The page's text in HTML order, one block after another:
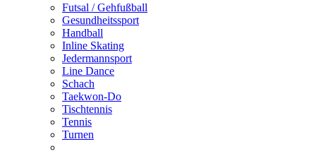
Futsal / Gehfußball
Gesundheitssport
Handball
Inline Skating
Jedermannsport
Line Dance
Schach
Taekwon-Do
Tischtennis
Tennis
Turnen